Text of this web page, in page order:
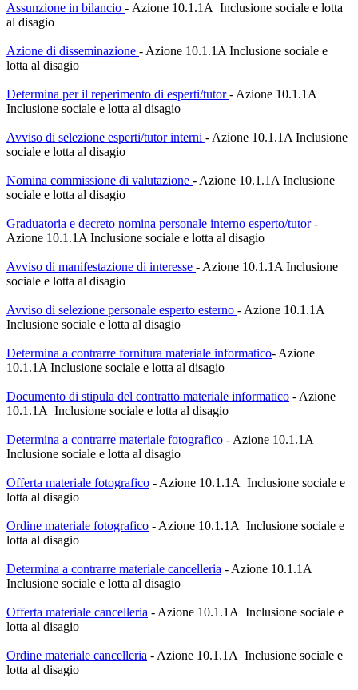
Assunzione in bilancio - Azione 10.1.1A Inclusione sociale e lotta
al disagio
Azione di disseminazione - Azione 10.1.1A Inclusione sociale e
lotta al disagio
Determina per il reperimento di esperti/tutor - Azione 10.1.1A
Inclusione sociale e lotta al disagio
Avviso di selezione esperti/tutor interni - Azione 10.1.1A Inclusione
sociale e lotta al disagio
Nomina commissione di valutazione - Azione 10.1.1A Inclusione
sociale e lotta al disagio
Graduatoria e decreto nomina personale interno esperto/tutor -
Azione 10.1.1A Inclusione sociale e lotta al disagio
Avviso di manifestazione di interesse - Azione 10.1.1A Inclusione
sociale e lotta al disagio
Avviso di selezione personale esperto esterno - Azione 10.1.1A
Inclusione sociale e lotta al disagio
Determina a contrarre fornitura materiale informatico- Azione
10.1.1A Inclusione sociale e lotta al disagio
Documento di stipula del contratto materiale informatico - Azione
10.1.1A Inclusione sociale e lotta al disagio
Determina a contrarre materiale fotografico - Azione 10.1.1A
Inclusione sociale e lotta al disagio
Offerta materiale fotografico - Azione 10.1.1A Inclusione sociale e
lotta al disagio
Ordine materiale fotografico - Azione 10.1.1A Inclusione sociale e
lotta al disagio
Determina a contrarre materiale cancelleria - Azione 10.1.1A
Inclusione sociale e lotta al disagio
Offerta materiale cancelleria - Azione 10.1.1A Inclusione sociale e
lotta al disagio
Ordine materiale cancelleria - Azione 10.1.1A Inclusione sociale e
lotta al disagio